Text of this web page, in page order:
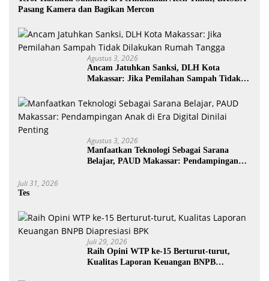
Pasang Kamera dan Bagikan Mercon
Agustus 3, 2026
Ancam Jatuhkan Sanksi, DLH Kota
Makassar: Jika Pemilahan Sampah Tidak
Agustus 3, 2026
Manfaatkan Teknologi Sebagai Sarana
Belajar, PAUD Makassar: Pendampingan
Juli 31, 2026
Tes
Juli 29, 2026
Raih Opini WTP ke-15 Berturut-turut,
Kualitas Laporan Keuangan BNPB